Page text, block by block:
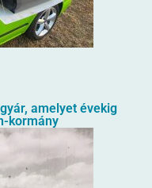
amelyet évekig
kormány